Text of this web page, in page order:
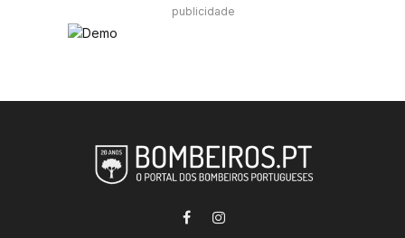
publicidade
FacebookInstagram